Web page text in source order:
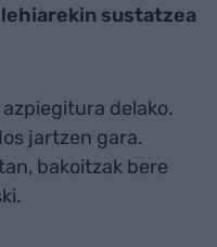
sustatzea
delako.
jartzen gara.
bakoitzak bere